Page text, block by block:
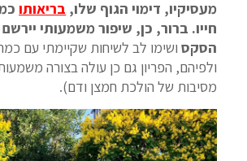
מעסיקיו, דימוי הגוף שלו, בריאותו
חייו. ברור, כן, שיפור משמעותי
הסקסושימו לב לשיחות שקיימתי עם
ולפיהם, הפריון גם כן עולה בצורה
מסיבות של הולכת חמצן ודם).